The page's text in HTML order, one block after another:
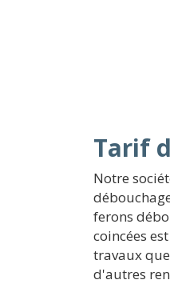
Tarif
Notre
ferons
coincées
travaux
d'autres